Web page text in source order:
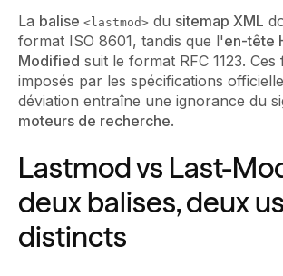
La balise <lastmod> du sitemap XML
format ISO 8601, tandis que l'en-tête
Modified suit le format RFC 1123.
imposés par les spécifications
déviation entraîne une ignorance du
moteurs de recherche.
Lastmod vs Last-
deux balises, deux
distincts